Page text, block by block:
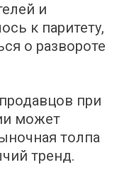
и
к паритету,
о развороте
при
может
толпа
тренд.